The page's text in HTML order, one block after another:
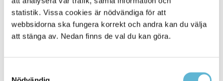
statistik. Vissa cookies är nödvändiga för att
webbsidorna ska fungera korrekt och andra kan du välja
att stänga av. Nedan finns de val du kan göra.
[Arkiverad] Youngstivals mötesplats Spaces
är invigd
17 March 2026
Spaces är en mötesplats i Gallerian, som ligger på